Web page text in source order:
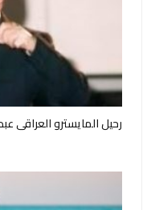
رحيل المايسترو العراقي